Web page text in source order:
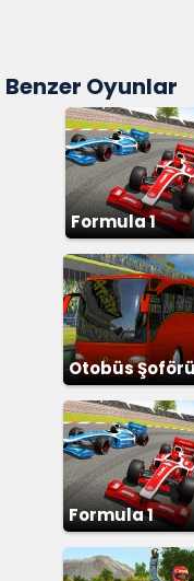
Benzer Oyunlar
Formula 1
Otobüs
Simülatör
Formula 1